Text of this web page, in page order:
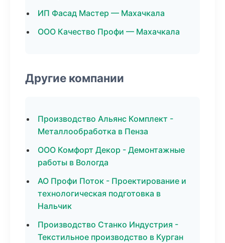
ИП Фасад Мастер — Махачкала
ООО Качество Профи — Махачкала
Другие компании
Производство Альянс Комплект -
Металлообработка в Пенза
ООО Комфорт Декор - Демонтажные
работы в Вологда
АО Профи Поток - Проектирование и
технологическая подготовка в
Нальчик
Производство Станко Индустрия -
Текстильное производство в Курган